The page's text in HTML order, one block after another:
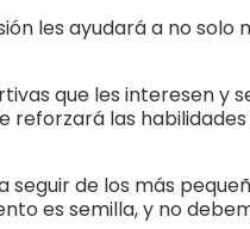
les ayudará a no solo
que les interesen y
las
de los más
es semilla, y no